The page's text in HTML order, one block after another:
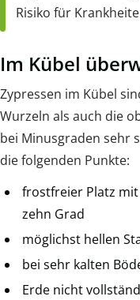
Risiko für
Im Kübel
Zypressen im Kübel
Wurzeln als auch die
bei Minusgraden sehr
die folgenden Punkte:
frostfreier Platz
zehn Grad
möglichst hellen
bei sehr kalten
Erde nicht